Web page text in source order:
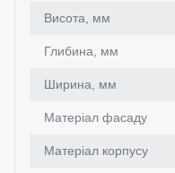
Висота, мм
Глибина, мм
Ширина, мм
Матеріал фасаду
Матеріал корпусу